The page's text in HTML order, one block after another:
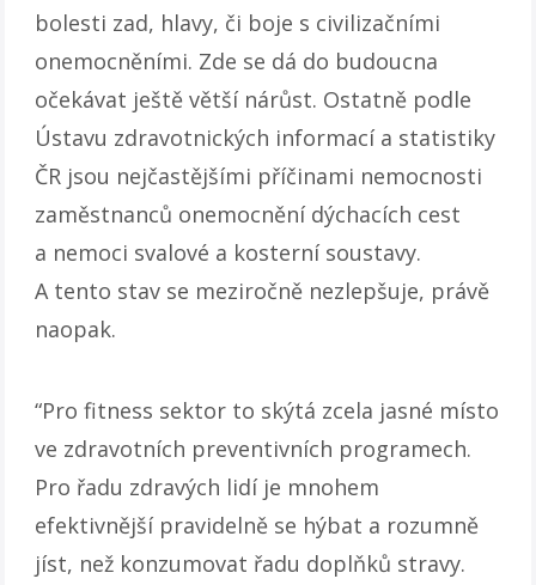
bolesti zad, hlavy, či boje s civilizačními
onemocněními. Zde se dá do budoucna
očekávat ještě větší nárůst. Ostatně podle
Ústavu zdravotnických informací a statistiky
ČR jsou nejčastějšími příčinami nemocnosti
zaměstnanců onemocnění dýchacích cest
a nemoci svalové a kosterní soustavy.
A tento stav se meziročně nezlepšuje, právě
naopak.
“Pro fitness sektor to skýtá zcela jasné místo
ve zdravotních preventivních programech.
Pro řadu zdravých lidí je mnohem
efektivnější pravidelně se hýbat a rozumně
jíst, než konzumovat řadu doplňků stravy.